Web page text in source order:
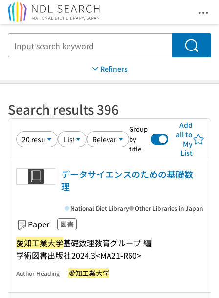
Search
Refiners
Search results 396
Group
by
title
Add
all to
My
List
データサイエンスのための基礎数
理
Paper 図書
愛知工業大学基礎数理教育グループ 編
学術図書出版社2024.3<MA21-R60>
National Diet Library Other Libraries in Japan
Author Heading 愛知工業大学